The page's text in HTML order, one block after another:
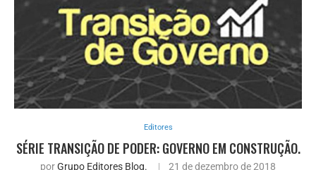
Editores
SÉRIE TRANSIÇÃO DE PODER: GOVERNO EM CONSTRUÇÃO.
porGrupo Editores Blog. 21 de dezembro de 2018